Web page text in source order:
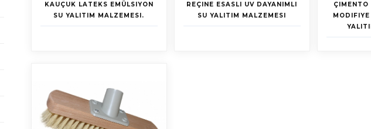
KAUÇUK LATEKS EMÜLSIYON
SU YALITIM MALZEMESI.
REÇINE ESASLI UV DAYANIMLI
SU YALITIM MALZEMESI
ÇIMENTO